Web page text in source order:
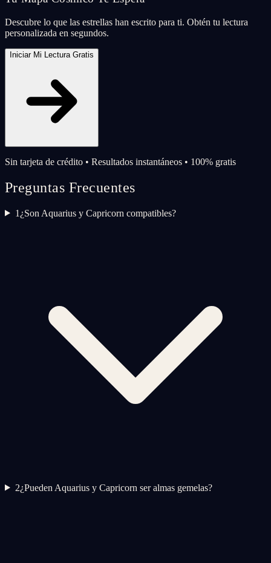
Descubre lo que las estrellas han escrito para ti. Obtén tu lectura
personalizada en segundos.
Iniciar Mi Lectura Gratis
Sin tarjeta de crédito • Resultados instantáneos • 100% gratis
Preguntas Frecuentes
1 ¿Son Aquarius y Capricorn compatibles?
2¿Pueden Aquarius y Capricorn ser almas gemelas?